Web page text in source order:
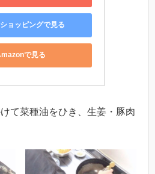
ョッピングで見る
で見る
て菜種油をひき、生姜・豚肉